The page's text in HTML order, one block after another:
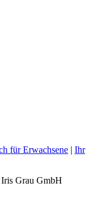
für Erwachsene
Ihr
Grau GmbH